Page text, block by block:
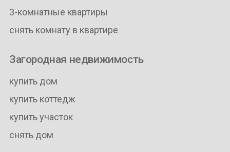
3-комнатные квартиры
снять комнату в квартире
Загородная недвижимость
купить дом
купить коттедж
купить участок
снять дом